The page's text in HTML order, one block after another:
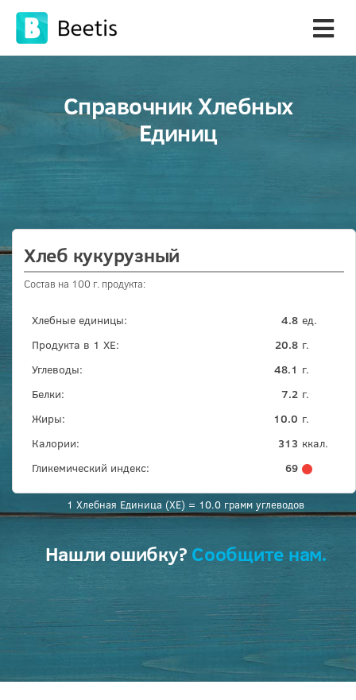
Справочник Хлебных
Единиц
Хлеб кукурузный
Состав на 100 г. продукта:
Хлебные единицы: ед.
4.8
Продукта в 1 ХЕ:
г.
20.8
Углеводы:
г.
48.1
Белки:
г.
7.2
Жиры:
г.
10.0
Калории:
ккал.
313
Гликемический индекс:
69
1 Хлебная Единица (ХЕ) = 10.0 грамм углеводов
Нашли ошибку?Сообщите нам.